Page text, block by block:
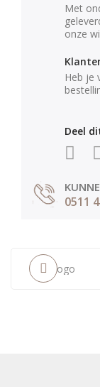
Met
onze
Heb je
Deel
0511